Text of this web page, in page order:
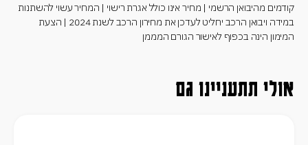
קודמים מהיבואן הרשמי | מחיר אינו כולל אגרת רישוי | המחיר עשוי להשתנות
במידה ויבואן הרכב יחליט לעדכן את מחירון הרכב לשנת 2024 | הצעת
המימון הינה בכפוף לאישור הגורם המממן
אולי תתעניינו גם